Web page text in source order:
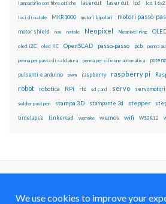
lampadario con fibre ottiche lasercut laser cut lcd lcd 16x2
luci di natale MKR1000 motori bipolari motori passo-
motor shield nas natale Neopixel Neopixel ring
oled i2C oled IIC OpenSCAD passo-passo pcb penna
penna per pasta di saldatura penna per silicone automatica
pulsanti e arduino pwm raspberry raspberry pi
robot robotica RPi rtc sd card servo servomotori
solder past pen stampa 3D stampante 3d stepper
timelapse tinkercad wemake wemos wifi WS2812
con Licenza
Creative Commons